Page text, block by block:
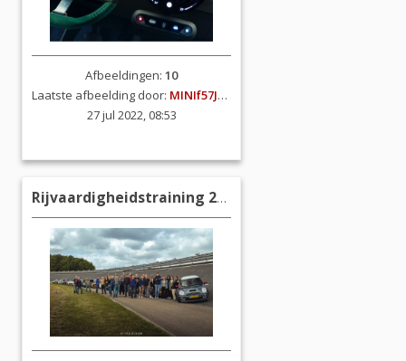
Afbeeldingen: 10
Laatste afbeelding door: MINIf57JCW
27 jul 2022, 08:53
Rijvaardigheidstraining 2022